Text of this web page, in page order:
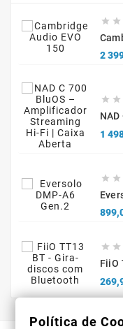
 
2
 
1
 
 
Política de